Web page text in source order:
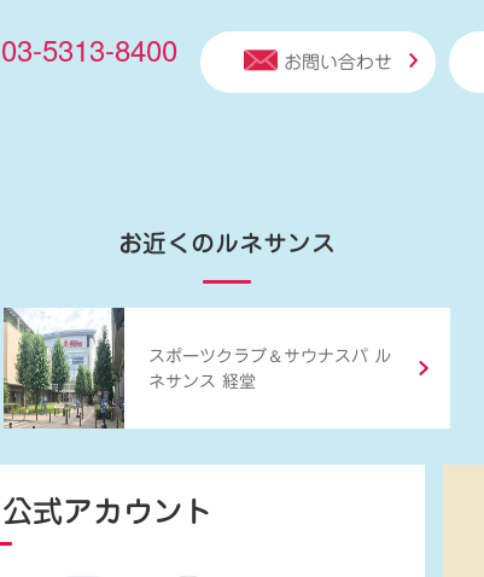
03-5313-8400 お問い合わせ
お近くのルネサンス
スポーツクラブ ＆ サウナスパ ル
ネサンス 経堂
公式アカウント